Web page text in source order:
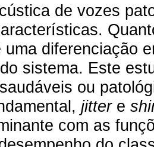
de vozes
uma diferenciação
sistema. Este
ou
jittere
com as